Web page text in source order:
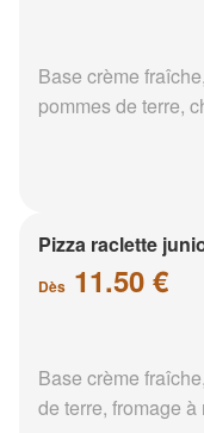
Base crème
pommes de terre,
Pizza raclette
Dès 11.50 €
Base crème
de terre, fromage à